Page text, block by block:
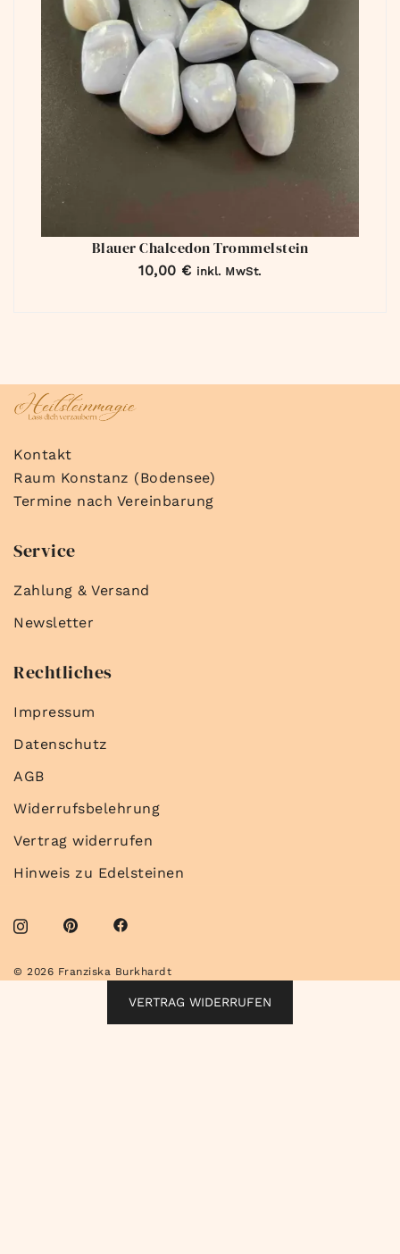
Blauer Chalcedon Trommelstein
10,00 € inkl. MwSt.
Kontakt
Raum Konstanz (Bodensee)
Termine nach Vereinbarung
Service
Zahlung & Versand
Newsletter
Rechtliches
Impressum
Datenschutz
AGB
Widerrufsbelehrung
Vertrag widerrufen
Hinweis zu Edelsteinen
© 2026 Franziska Burkhardt
VERTRAG WIDERRUFEN